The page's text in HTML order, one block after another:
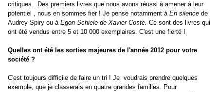
critiques. Des premiers livres que nous avons réussi à amener à leur
potentiel , nous en sommes fier ! Je pense notamment à En silence de
Audrey Spiry ou à Egon Schiele de Xavier Coste. Ce sont des livres qui
ont été vendus entre 5 et 10 000 exemplaires. C'est une fierté !
Quelles ont été les sorties majeures de l'année 2012 pour votre
société ?
C'est toujours difficile de faire un tri ! Je voudrais prendre quelques
exemple, que je classerais en quatre grandes familles. Pour